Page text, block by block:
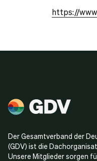
https://
Der Gesamtverband der
(GDV) ist die
Unsere Mitglieder sorgen